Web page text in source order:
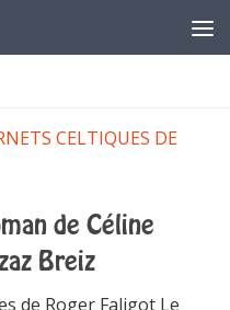
CELTIQUES DE
de Céline
Breiz
de Roger Faligot Le